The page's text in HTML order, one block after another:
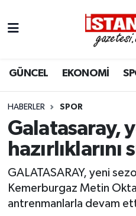
GÜNCEL EKONOMİ
HABERLER SPOR
Galatasaray,
GALATASARAY, yeni
Kemerburgaz Metin
antrenmanlarla devam
EKONOMİ
İSTANBUL
DÜNYA
MAGAZİN
Nöbetçi Eczaneler
Hava Durumu
Trafik Durumu
Süper Lig Puan
Son Dakika Haberleri